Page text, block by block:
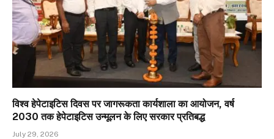
विश्व हेपेटाइटिस दिवस पर जागरूकता कार्यशाला का आयोजन, वर्ष
2030 तक हेपेटाइटिस उन्मूलन के लिए सरकार प्रतिबद्ध
July 29, 2026